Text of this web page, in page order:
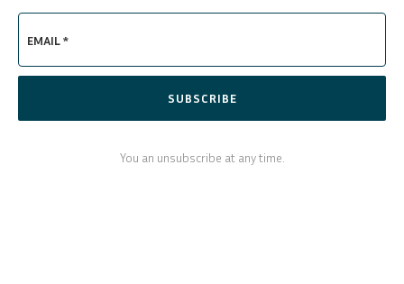
EMAIL *
SUBSCRIBE
You an unsubscribe at any time.